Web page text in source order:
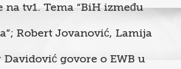
na tv1. Tema “BiH između
Robert Jovanović, Lamija
govore o EWB u